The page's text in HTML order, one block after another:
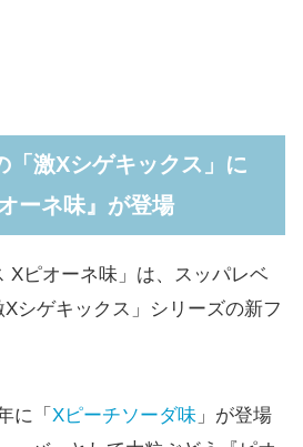
「激Xシゲキックス」に
ーネ味』が登場
ピオーネ味」は、スッパレベ
シゲキックス」シリーズの新フ
に「 Xピーチソーダ味 」が登場